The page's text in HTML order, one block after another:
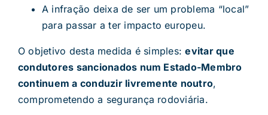
A infração deixa de ser um problema “local”
para passar a ter impacto europeu.
O objetivo desta medida é simples:evitar que
condutores sancionados num Estado-Membro
continuem a conduzir livremente noutro,
comprometendo a segurança rodoviária.